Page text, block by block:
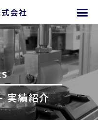
会社
実績紹介